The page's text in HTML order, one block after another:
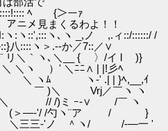
{＞ーｧ
まくるわよ！！
､ヽ _,ノ ,.ィ::/::::::/ /
.-‐か／7::／∨
＼__ { 〉/イ l )}
＼ﾆﾆ∧ | |!彡ﾍ
‐' .| | }ﾍ,__,ｲ
Vrj／￣ヽ ヽ
ｰ-∨ /￣ ヽ
勺ヽ¨ア / }
＾ヽ/ /-―一 '